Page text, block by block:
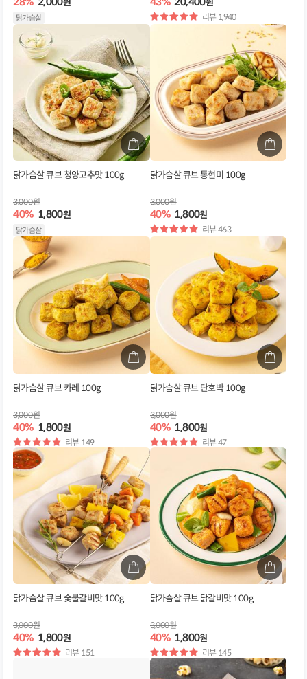
닭가슴살
별
점
리뷰 1,940
닭가슴살 큐브 청양고추맛 100g
40% 1,800원
3,000원
닭가슴살
닭가슴살 큐브 통현미 100g
40% 1,800원
3,000원
별
점
리뷰 463
닭가슴살 큐브 카레 100g
40% 1,800원
3,000원
별
점
리뷰 149
닭가슴살 큐브 단호박 100g
40% 1,800원
3,000원
별
점
리뷰 47
닭가슴살 큐브 숯불갈비맛 100g
40% 1,800원
3,000원
별
리뷰 151
닭가슴살 큐브 닭갈비맛 100g
40% 1,800원
3,000원
별
점
리뷰 145